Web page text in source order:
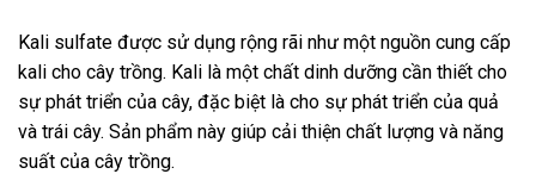
Kali sulfate được sử dụng rộng rãi như một nguồn cung cấp
kali cho cây trồng. Kali là một chất dinh dưỡng cần thiết cho
sự phát triển của cây, đặc biệt là cho sự phát triển của quả
và trái cây. Sản phẩm này giúp cải thiện chất lượng và năng
suất của cây trồng.